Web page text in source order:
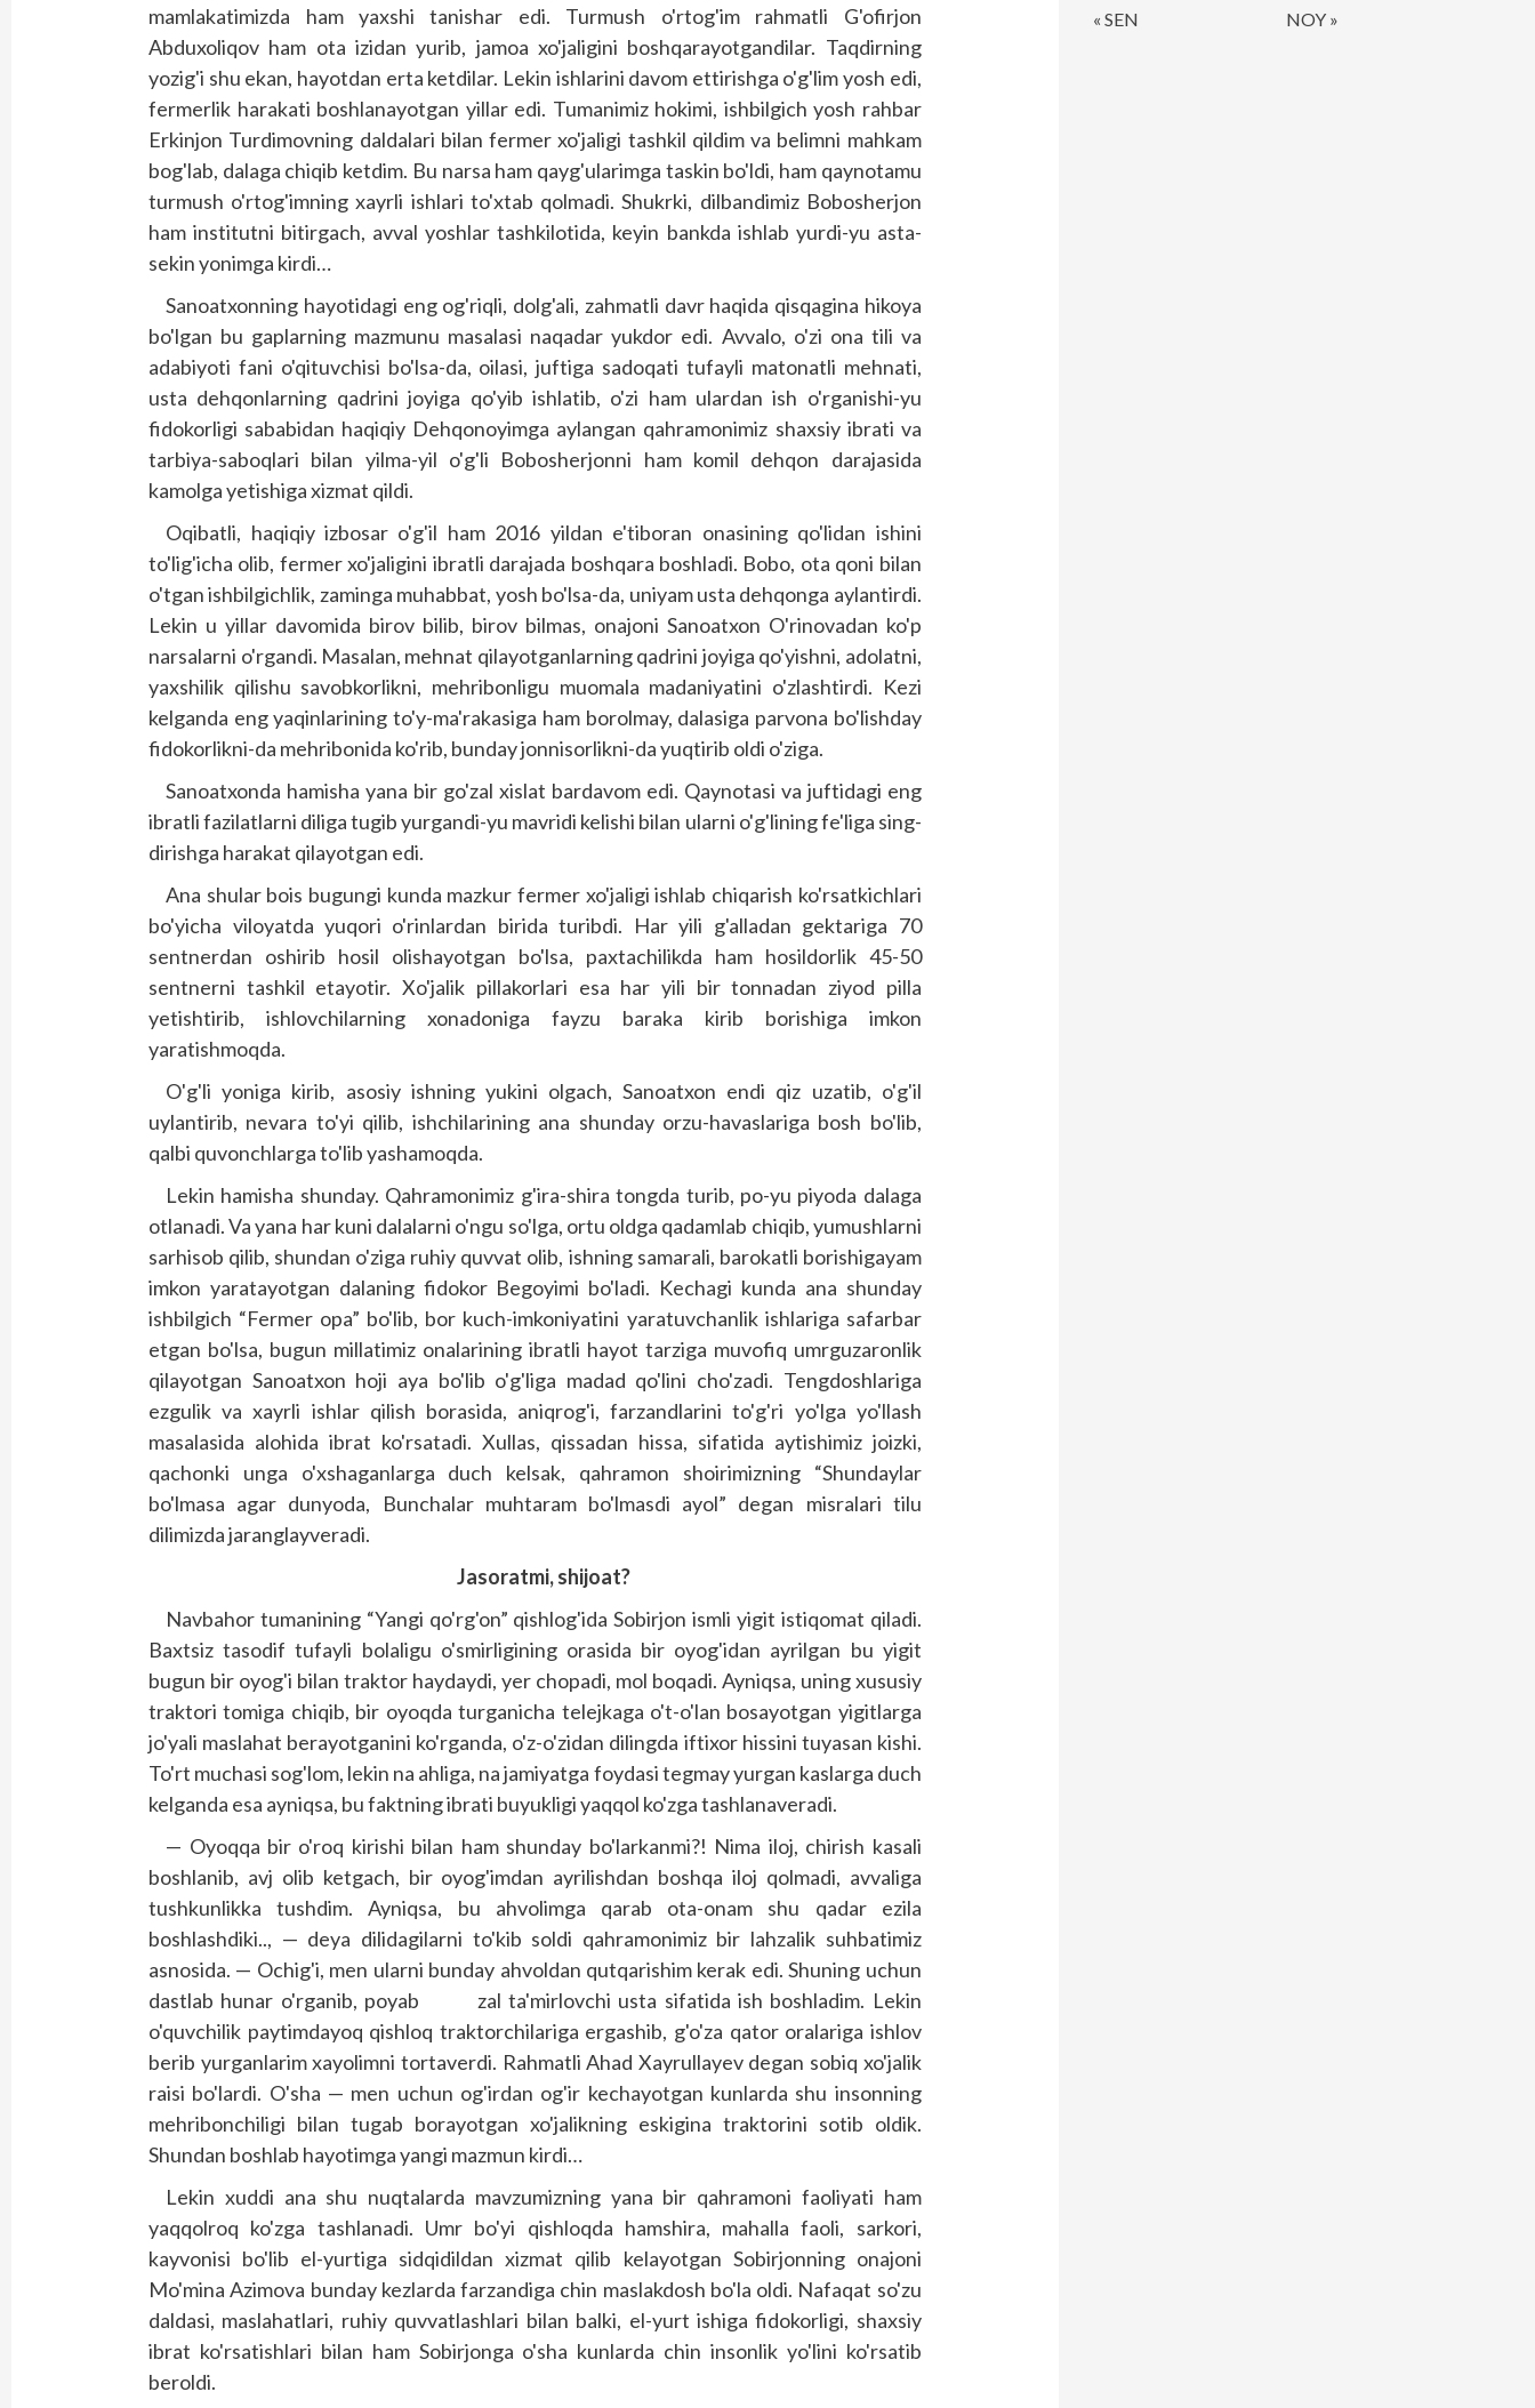
mamlakatimizda ham yaxshi tanishar edi. Turmush o'rtog'im rahmatli G'ofirjon
Abduxoliqov ham ota izidan yurib, jamoa xo'jaligini boshqarayotgandilar. Taqdirning
yozig'i shu ekan, hayotdan erta ketdilar. Lekin ishlarini davom ettirishga o'g'lim yosh edi,
fermerlik harakati boshlanayotgan yillar edi. Tumanimiz hokimi, ishbilgich yosh rahbar
Erkinjon Turdimovning daldalari bilan fermer xo'jaligi tashkil qildim va belimni mahkam
bog'lab, dalaga chiqib ketdim. Bu narsa ham qayg'ularimga taskin bo'ldi, ham qaynotamu
turmush o'rtog'imning xayrli ishlari to'xtab qolmadi. Shukrki, dilbandimiz Bobosherjon
ham institutni bitirgach, avval yoshlar tashkilotida, keyin bankda ishlab yurdi-yu asta-
sekin yonimga kirdi…
Sanoatxonning hayotidagi eng og'riqli, dolg'ali, zahmatli davr haqida qisqagina hikoya
bo'lgan bu gaplarning mazmunu masalasi naqadar yukdor edi. Avvalo, o'zi ona tili va
adabiyoti fani o'qituvchisi bo'lsa-da, oilasi, juftiga sadoqati tufayli matonatli mehnati,
usta dehqonlarning qadrini joyiga qo'yib ishlatib, o'zi ham ulardan ish o'rganishi-yu
fidokorligi sababidan haqiqiy Dehqonoyimga aylangan qahramonimiz shaxsiy ibrati va
tarbiya-saboqlari bilan yilma-yil o'g'li Bobosherjonni ham komil deh­qon darajasida
kamolga yetishiga xizmat qildi.
Oqibatli, haqiqiy izbosar o'g'il ham 2016 yildan e'tiboran onasining qo'lidan ishini
to'lig'icha olib, fermer xo'jaligini ibratli darajada boshqara boshladi. Bobo, ota qoni bilan
o'tgan ishbilgichlik, zaminga muhabbat, yosh bo'lsa-da, uniyam usta dehqonga aylantirdi.
Lekin u yillar davomida birov bilib, birov bilmas, onajoni Sanoatxon O'rinovadan ko'p
narsalarni o'rgandi. Masalan, mehnat qilayotganlarning qadrini joyiga qo'yishni, adolatni,
yaxshilik qilishu savobkorlikni, mehribonligu muomala madaniyatini o'zlashtirdi. Kezi
kelganda eng yaqinlarining to'y-ma'rakasiga ham borolmay, dalasiga parvona bo'lishday
fidokorlikni-da mehribonida ko'rib, bunday jonnisorlikni-da yuqtirib oldi o'ziga.
Sanoatxonda hamisha yana bir go'zal xislat bardavom edi. Qayno­tasi va juftidagi eng
ibratli fazilatlarni diliga tugib yurgandi-yu mavridi kelishi bilan ularni o'g'lining fe'liga sing­
dirishga harakat qilayotgan edi.
Ana shular bois bugungi kunda mazkur fermer xo'jaligi ishlab chiqarish ko'rsatkichlari
bo'yicha viloyatda yuqori o'rinlardan birida turibdi. Har yili g'alladan gektariga 70
sentnerdan oshirib hosil olishayotgan bo'lsa, paxtachilikda ham hosildorlik 45-50
sentnerni tashkil etayotir. Xo'jalik pillakorlari esa har yili bir tonnadan ziyod pilla
yetishtirib, ishlovchilarning xonadoniga fayzu baraka kirib borishiga imkon
yaratishmoqda.
O'g'li yoniga kirib, asosiy ishning yukini olgach, Sanoatxon endi qiz uzatib, o'g'il
uylantirib, nevara to'yi qilib, ishchilarining ana shunday orzu-havaslariga bosh bo'lib,
qalbi quvonchlarga to'lib yashamoqda.
Lekin hamisha shunday. Qahramonimiz g'ira-shira tongda turib, po-yu piyoda dalaga
otlanadi. Va yana har kuni dalalarni o'ngu so'lga, ortu oldga qadamlab chiqib, yumushlarni
sarhisob qilib, shundan o'ziga ruhiy quvvat olib, ishning samarali, barokatli borishigayam
imkon yaratayotgan dalaning fidokor Begoyi­mi bo'ladi. Kechagi kunda ana shunday
ishbilgich “Fermer opa” bo'lib, bor kuch-imkoniyatini yaratuvchanlik ishlariga safarbar
etgan bo'lsa, bugun millatimiz onalarining ibratli hayot tarziga muvofiq umrguzaronlik
qilayotgan Sanoatxon hoji aya bo'lib o'g'liga madad qo'lini cho'zadi. Teng­doshlariga
ezgulik va xayrli ishlar qilish borasida, aniqrog'i, farzandlarini to'g'ri yo'lga yo'llash
masalasida alohida ibrat ko'rsatadi. Xullas, qissadan hissa, sifatida aytishimiz joizki,
qachonki unga o'xshaganlarga duch kelsak, qahramon shoirimizning “Shundaylar
bo'lmasa agar dunyoda, Bunchalar muhtaram bo'lmasdi ayol” degan misralari tilu
dilimizda jaranglayveradi.
Jasoratmi,shijoat?
Navbahor tumanining “Yangi qo'rg'on” qishlog'ida Sobirjon ism­li yigit istiqomat qiladi.
Baxtsiz tasodif tufayli bolaligu o'smirligining orasida bir oyog'idan ayrilgan bu yigit
bugun bir oyog'i bilan traktor haydaydi, yer chopadi, mol boqadi. Ayniqsa, uning xususiy
traktori tomiga chiqib, bir oyoqda turganicha telejkaga o't-o'lan bosayotgan yigitlarga
jo'yali maslahat berayotganini ko'rganda, o'z-o'zidan dilingda iftixor hissini tuyasan kishi.
To'rt muchasi sog'lom, lekin na ahliga, na jamiyatga foydasi tegmay yurgan kaslarga duch
kelganda esa ayniqsa, bu faktning ibrati buyukligi yaqqol ko'zga tashlanaveradi.
— Oyoqqa bir o'roq kirishi bilan ham shunday bo'larkanmi?! Nima iloj, chirish kasali
boshlanib, avj olib ketgach, bir oyog'imdan ayrilishdan boshqa iloj qolmadi, avvaliga
tushkunlikka tushdim. Ayniqsa, bu ahvolimga qarab ota-onam shu qadar ezila
boshlashdiki.., — deya dilidagilarni to'kib soldi qahramonimiz bir lahzalik suhbatimiz
asnosida. — Ochig'i, men ularni bunday ahvoldan qutqarishim kerak edi. Shuning uchun
dast­lab hunar o'rganib, poyab zal ta'mirlovchi usta sifatida ish boshladim. Lekin
o'quvchilik paytimdayoq qishloq traktorchilariga ergashib, g'o'za qator oralariga ishlov
berib yurganlarim xayolimni tortaverdi. Rahmatli Ahad Xayrullayev degan sobiq xo'jalik
raisi bo'lardi. O'sha — men uchun og'irdan og'ir kechayotgan kunlarda shu insonning
mehribonchiligi bilan tugab borayotgan xo'jalikning eskigina traktorini sotib oldik.
Shundan boshlab hayotimga yangi mazmun kirdi…
Lekin xuddi ana shu nuqtalarda mavzumizning yana bir qahramoni faoliyati ham
yaqqolroq ko'zga tashlanadi. Umr bo'yi qishloqda hamshira, mahalla faoli, sarkori,
kayvonisi bo'lib el-yurtiga sidqidildan xizmat qilib kelayotgan Sobirjonning onajoni
Mo'mina Azimova bunday kezlarda farzandiga chin maslakdosh bo'la oldi. Nafaqat so'zu
daldasi, maslahatlari, ruhiy quvvatlashlari bilan balki, el-yurt ishiga fidokorligi, shaxsiy
ibrat ko'rsatishlari bilan ham Sobirjonga o'sha kunlarda chin insonlik yo'lini ko'rsatib
beroldi.
« SEN NOY »